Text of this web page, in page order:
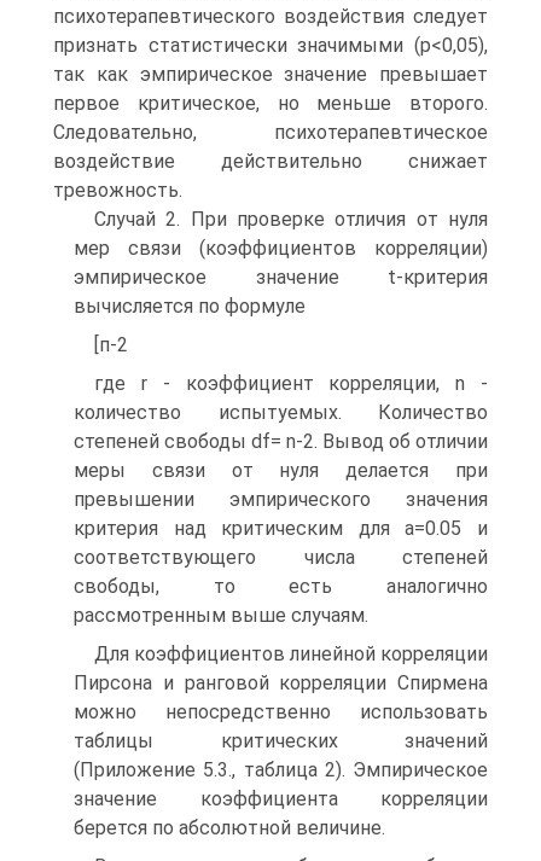
психотерапевтического воздействия следует
признать статистически значимыми (р<0,05),
так как эмпирическое значение превышает
первое критическое, но меньше второго.
Следовательно, психотерапевтическое
воздействие действительно снижает
тревожность.
Случай 2. При проверке отличия от нуля
мер связи (коэффициентов корреляции)
эмпирическое значение t-критерия
вычисляется по формуле
[п-2
где r - коэффициент корреляции, n -
количество испытуемых. Количество
степеней свободы df= n-2. Вывод об отличии
меры связи от нуля делается при
превышении эмпирического значения
критерия над критическим для а=0.05 и
соответствующего числа степеней
свободы, то есть аналогично
рассмотренным выше случаям.
Для коэффициентов линейной корреляции
Пирсона и ранговой корреляции Спирмена
можно непосредственно использовать
таблицы критических значений
(Приложение 5.3., таблица 2). Эмпирическое
значение коэффициента корреляции
берется по абсолютной величине.